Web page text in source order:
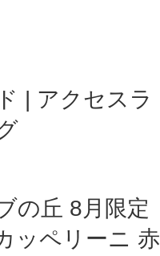
| アクセスラ
の丘 8月限定
ッペリーニ 赤